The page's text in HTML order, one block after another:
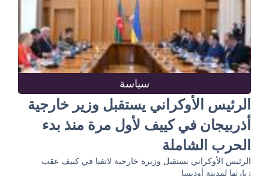
سياسة
الرئيس الأوكراني يستقبل وزير خارجية
أذربيجان في كييف لأول مرة منذ بدء
الحرب الشاملة
الرئيس الأوكراني يستقبل وزيرة خارجية لاتفيا في كييف عقب
زيارتها لمدينة أوديسا